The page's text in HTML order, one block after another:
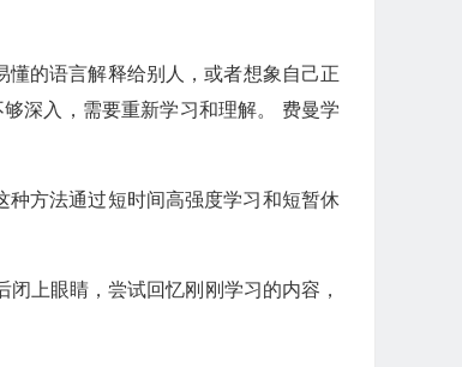
懂的语言解释给别人，或者想象自己正
深入，需要重新学习和理解。 费曼学
方法通过短时间高强度学习和短暂休
上眼睛，尝试回忆刚刚学习的内容，